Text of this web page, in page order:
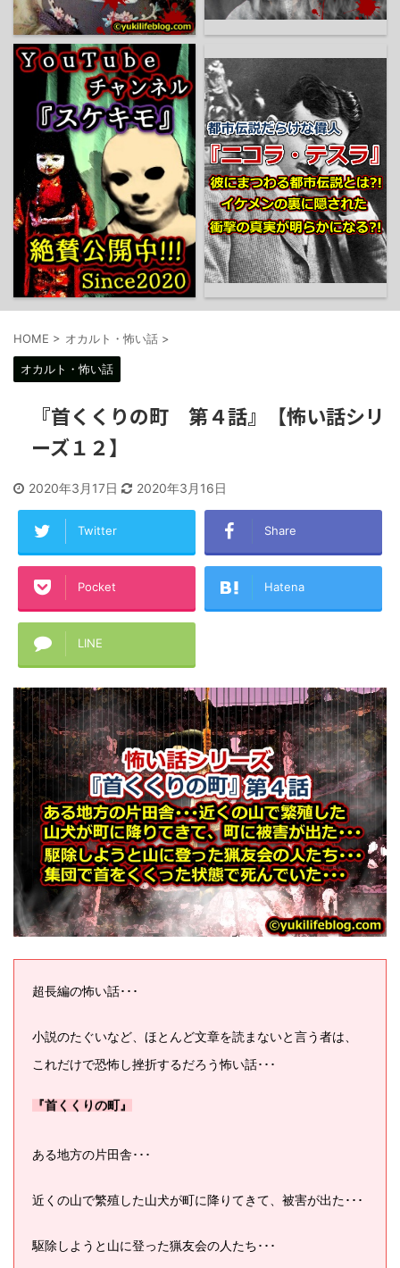
HOME > オカルト・怖い話 >
オカルト・怖い話
『首くくりの町 第４話』【怖い話シリ
ーズ１２】
2020年3月17日 2020年3月16日
Twitter Share
Pocket Hatena
LINE
超長編の怖い話･･･
小説のたぐいなど、ほとんど文章を読まないと言う者は、
これだけで恐怖し挫折するだろう怖い話･･･
『首くくりの町』
ある地方の片田舎･･･
近くの山で繁殖した山犬が町に降りてきて、 被害が出た･･･
駆除しようと山に登った猟友会の人たち･･･